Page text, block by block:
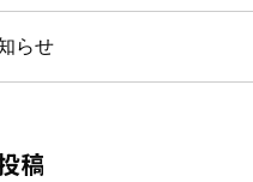
らせ
稿